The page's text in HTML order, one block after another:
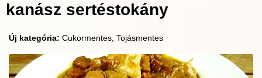
kanász sertéstokány
Új kategória: Cukormentes, Tojásmentes